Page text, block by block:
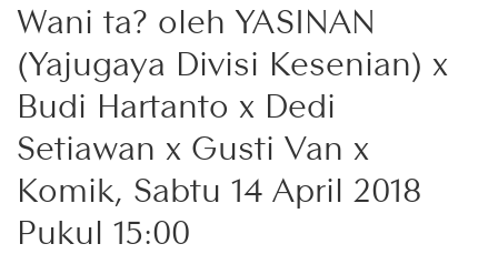
Wani ta? oleh YASINAN
(Yajugaya Divisi Kesenian) x
Budi Hartanto x Dedi
Setiawan x Gusti Van x
Komik, Sabtu 14 April 2018
Pukul 15:00